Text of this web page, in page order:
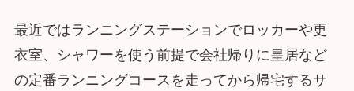
最近ではランニングステーションでロッカーや更
衣室、シャワーを使う前提で会社帰りに皇居など
の定番ランニングコースを走ってから帰宅するサ